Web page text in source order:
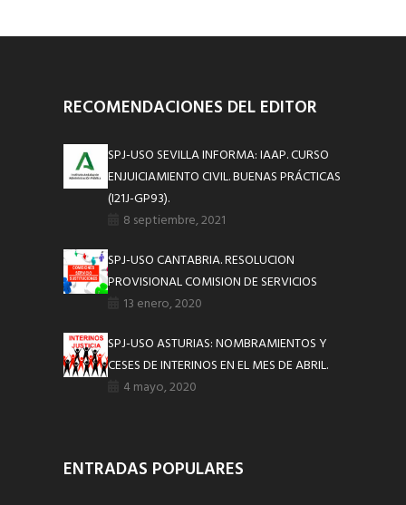
RECOMENDACIONES DEL EDITOR
SPJ-USO SEVILLA INFORMA: IAAP. CURSO
ENJUICIAMIENTO CIVIL. BUENAS PRÁCTICAS
(I21J-GP93).
8 septiembre, 2021
SPJ-USO CANTABRIA. RESOLUCION
PROVISIONAL COMISION DE SERVICIOS
13 enero, 2020
SPJ-USO ASTURIAS: NOMBRAMIENTOS Y
CESES DE INTERINOS EN EL MES DE ABRIL.
4 mayo, 2020
ENTRADAS POPULARES